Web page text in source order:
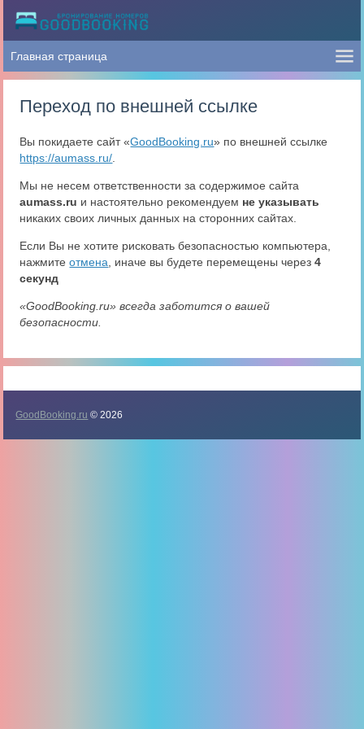
Переход по внешней ссылке
Вы покидаете сайт «GoodBooking.ru» по внешней ссылке
https://aumass.ru/
Мы не несем ответственности за содержимое сайта
aumass.ru и настоятельно рекомендуем не указывать
никаких своих личных данных на сторонних сайтах.
Если Вы не хотите рисковать безопасностью компьютера,
нажмитеотмена , иначе вы будете перемещены через4
секунд
«GoodBooking.ru» всегда заботится о вашей
безопасности.
GoodBooking.ru © 2026